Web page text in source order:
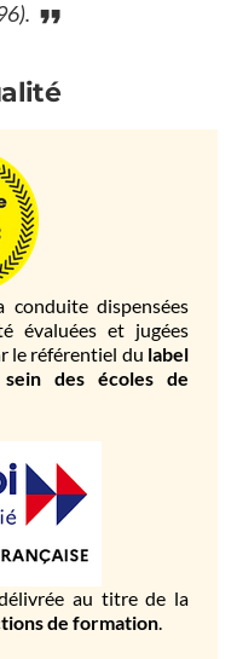
dispensées
évaluées et jugées
le référentiel du label
des écoles de
au titre de la
de formation.